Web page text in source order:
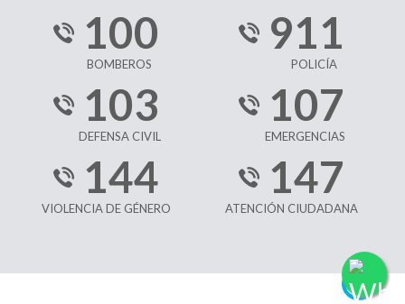
100
BOMBEROS
911
POLICÍA
103
DEFENSA CIVIL
107
EMERGENCIAS
144
VIOLENCIA DE GÉNERO
147
ATENCIÓN CIUDADANA